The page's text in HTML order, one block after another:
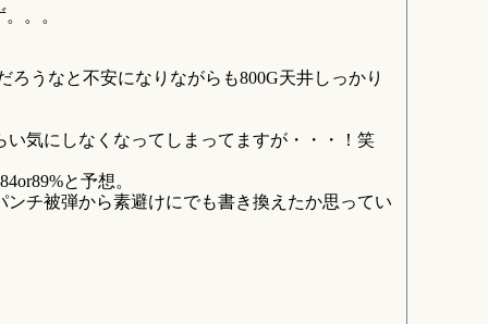
。。
うなと不安になりながらも800G天井しっかり
気にしなくなってしまってますが・・・！笑
と予想。
チ被弾から素避けにでも書き換えたか思ってい